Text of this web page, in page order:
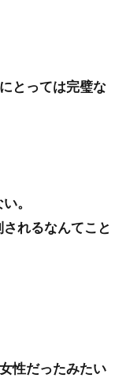
とっては完璧な
。
れるなんてこと
性だったみたい